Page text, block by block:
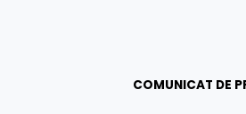
COMUNICAT DE